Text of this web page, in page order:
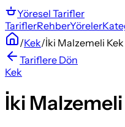
Yöresel Tarifler
TariflerRehberYöreler
/Kek/İki Malzemeli
Tariflere Dön
Kek
İki